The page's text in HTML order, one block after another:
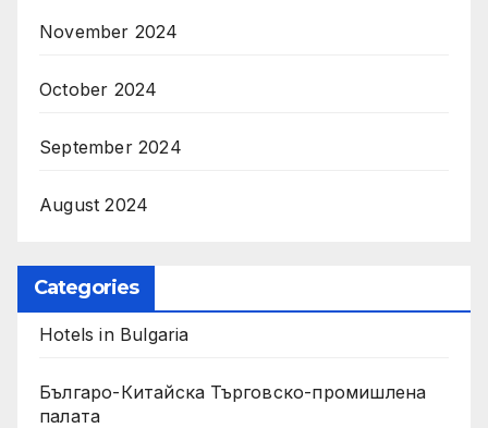
November 2024
October 2024
September 2024
August 2024
Categories
Hotels in Bulgaria
Българо-Китайска Търговско-промишлена
палaта